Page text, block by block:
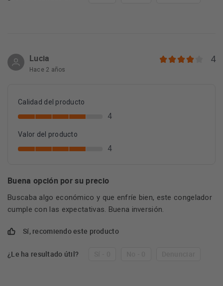
Lucia
Hace 2 años
4
Calidad del producto
4
Valor del producto
4
Buena opción por su precio
Buscaba algo económico y que enfríe bien, este congelador
cumple con las expectativas. Buena inversión.
Sí, recomiendo este producto
¿Le ha resultado útil?